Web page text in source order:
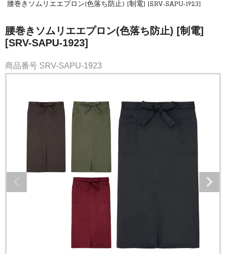
腰巻きソムリエエプロン(色落ち防止) [制電] [SRV-SAPU-1923]
腰巻きソムリエエプロン(色落ち防止) [制電]
[SRV-SAPU-1923]
商品番号 SRV-SAPU-1923